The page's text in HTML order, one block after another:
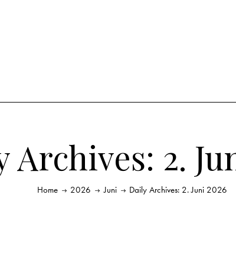
Archives: 2.
Home 2026 Juni Daily Archives: 2. Juni 2026